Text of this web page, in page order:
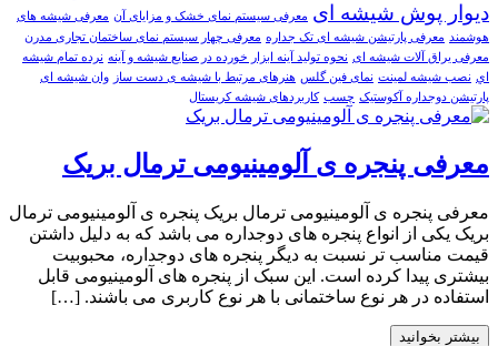
دیوار پوش شیشه ای معرفی سیستم نمای خشک و مزایای آن معرفی شیشه های
هوشمند
معرفی پارتیشن شیشه ای تک جداره معرفی چهار سیستم نمای ساختمان تجاری مدرن
معرفی یراق آلات شیشه ای نحوه تولید آینه ابزار خورده در صنایع شیشه و آینه نرده تمام شيشه
اي نصب شیشه لمینت نمای فین گلس هنرهای مرتبط با شیشه ی دست ساز
وان شیشه ای
پارتیشن دوجداره آکوستیک چسب کاربردهای شیشه کریستال
معرفی پنجره ی آلومینیومی ترمال بریک
معرفی پنجره ی آلومینیومی ترمال بریک پنجره ی آلومینیومی ترمال
بریک یکی از انواع پنجره های دوجداره می باشد که به دلیل داشتن
قیمت مناسب تر نسبت به دیگر پنجره های دوجداره، محبوبیت
بیشتری پیدا کرده است. این سبک از پنجره های آلومینیومی قابل
استفاده در هر نوع ساختمانی با هر نوع کاربری می باشند. […]
بیشتر بخوانید